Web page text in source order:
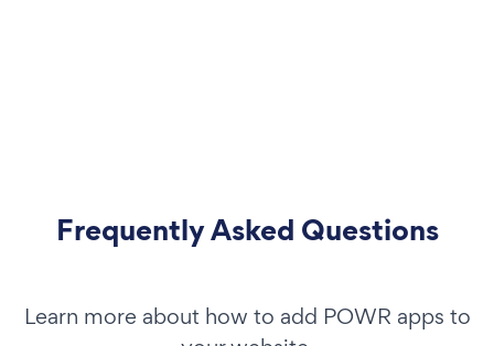
Frequently Asked Questions
Learn more about how to add POWR apps to